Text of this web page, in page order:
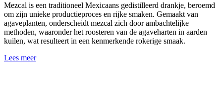
Mezcal is een traditioneel Mexicaans gedistilleerd drankje, beroemd
om zijn unieke productieproces en rijke smaken. Gemaakt van
agaveplanten, onderscheidt mezcal zich door ambachtelijke
methoden, waaronder het roosteren van de agaveharten in aarden
kuilen, wat resulteert in een kenmerkende rokerige smaak.
Lees meer